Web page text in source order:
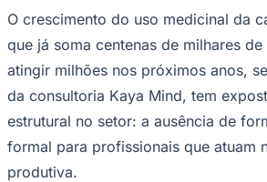
Paulistão
Copa do Brasil
Sul-Americana
Copa América
Champions League
Premier League
La Liga
Bundesliga
Mundial 2026
O crescimento do uso medicinal da
que já soma centenas de milhares
atingir milhões nos próximos anos,
da consultoria Kaya Mind, tem
estrutural no setor: a ausência de
formal para profissionais que atuam
produtiva.